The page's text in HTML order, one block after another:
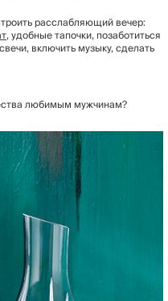
расслабляющий вечер:
, удобные тапочки, позаботиться
включить музыку, сделать
любимым мужчинам?